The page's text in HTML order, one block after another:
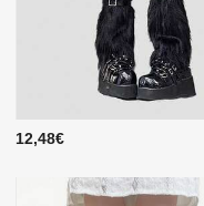
12,48€